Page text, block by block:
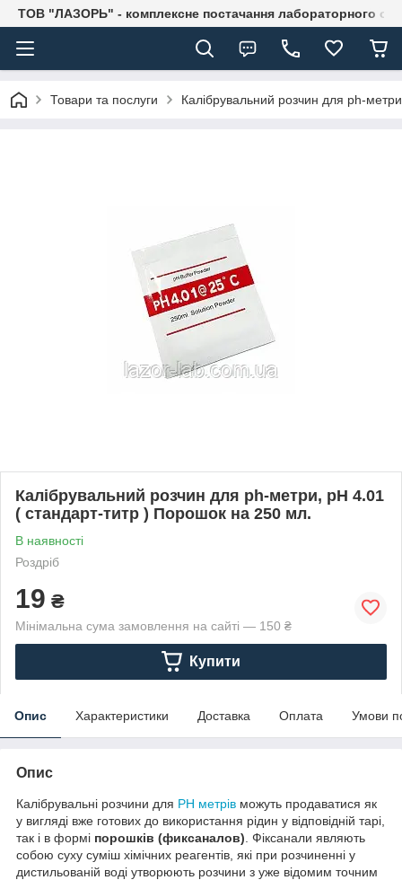
ТОВ "ЛАЗОРЬ" - комплексне постачання лабораторного
Товари та послуги Калібрувальний розчин для ph-
Калібрувальний розчин для ph-метри, pH 4.01
( стандарт-титр ) Порошок на 250 мл.
В наявності
Роздріб
19 ₴
Мінімальна сума замовлення на сайті — 150 ₴
Купити
Опис Характеристики Доставка Оплата Умови
Опис
Калібрувальні розчини для PH метрів можуть продаватися як
у вигляді вже готових до використання рідин у відповідній тарі,
так і в формі порошків (фиксаналов) . Фіксанали являють
собою суху суміш хімічних реагентів, які при розчиненні у
дистильованій воді утворюють розчини з уже відомим точним